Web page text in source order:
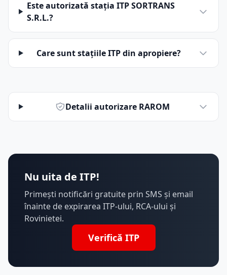
Este autorizată stația ITP SORTRANS
S.R.L.?
Care sunt stațiile ITP din apropiere?
Detalii autorizare RAROM
Nu uita de ITP!
Primești notificări gratuite prin SMS și email
înainte de expirarea ITP-ului, RCA-ului și
Rovinietei.
Verifică ITP